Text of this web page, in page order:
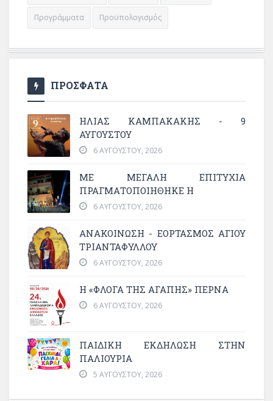
Προγράμματα Προϋπολογισμός
ΠΡΟΣΦΑΤΑ
ΗΛΙΑΣ ΚΑΜΠΑΚΑΚΗΣ - 9
ΑΥΓΟΥΣΤΟΥ
6 ΑΥΓΟΎΣΤΟΥ, 2026
ΜΕ ΜΕΓΆΛΗ ΕΠΙΤΥΧΊΑ
ΠΡΑΓΜΑΤΟΠΟΙΉΘΗΚΕ Η
6 ΑΥΓΟΎΣΤΟΥ, 2026
ΑΝΑΚΟΙΝΩΣΗ - ΕΟΡΤΑΣΜΟΣ ΑΓΙΟΥ
ΤΡΙΑΝΤΑΦΥΛΛΟΥ
6 ΑΥΓΟΎΣΤΟΥ, 2026
Η «ΦΛΌΓΑ ΤΗΣ ΑΓΆΠΗΣ» ΠΕΡΝΆ
6 ΑΥΓΟΎΣΤΟΥ, 2026
ΠΑΙΔΙΚΗ ΕΚΔΗΛΩΣΗ ΣΤΗΝ
ΠΑΛΙΟΥΡΙΑ
5 ΑΥΓΟΎΣΤΟΥ, 2026